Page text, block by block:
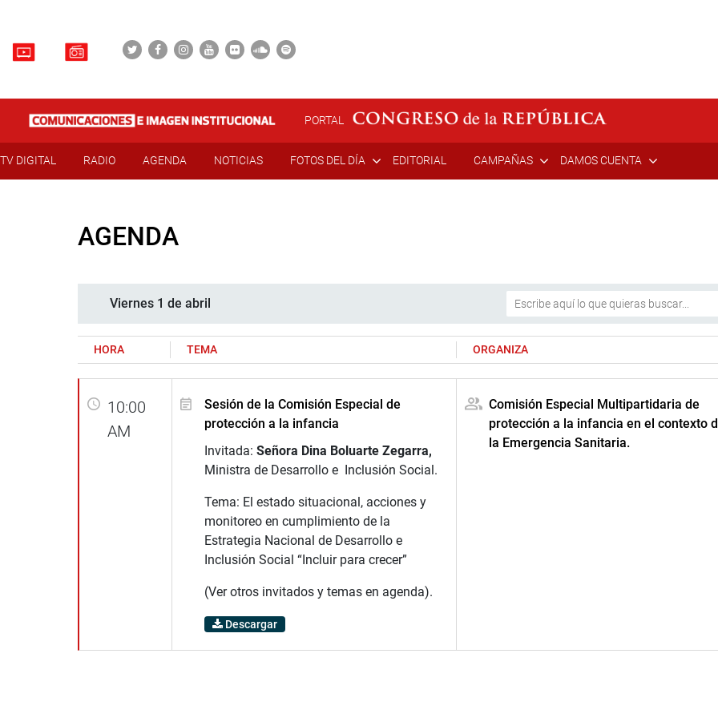
PORTAL
TV DIGITAL RADIO AGENDA NOTICIAS FOTOS DEL DÍA EDITORIAL CAMPAÑAS DAMOS CUENTA
AGENDA
Viernes 1 de abril
HORA TEMA ORGANIZA
10:00
AM
Sesión de la Comisión Especial de
protección a la infancia
Invitada: Señora Dina Boluarte Zegarra,
Ministra de Desarrollo e Inclusión Social.
Tema: El estado situacional, acciones y
monitoreo en cumplimiento de la
Estrategia Nacional de Desarrollo e
Inclusión Social “Incluir para crecer”
(Ver otros invitados y temas en agenda).
Descargar
Comisión Especial Multipartidaria de
protección a la infancia en el contexto
la Emergencia Sanitaria.